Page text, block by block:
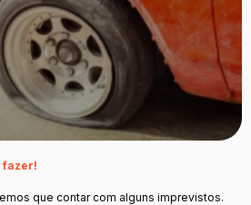
fazer!
que contar com alguns imprevistos.